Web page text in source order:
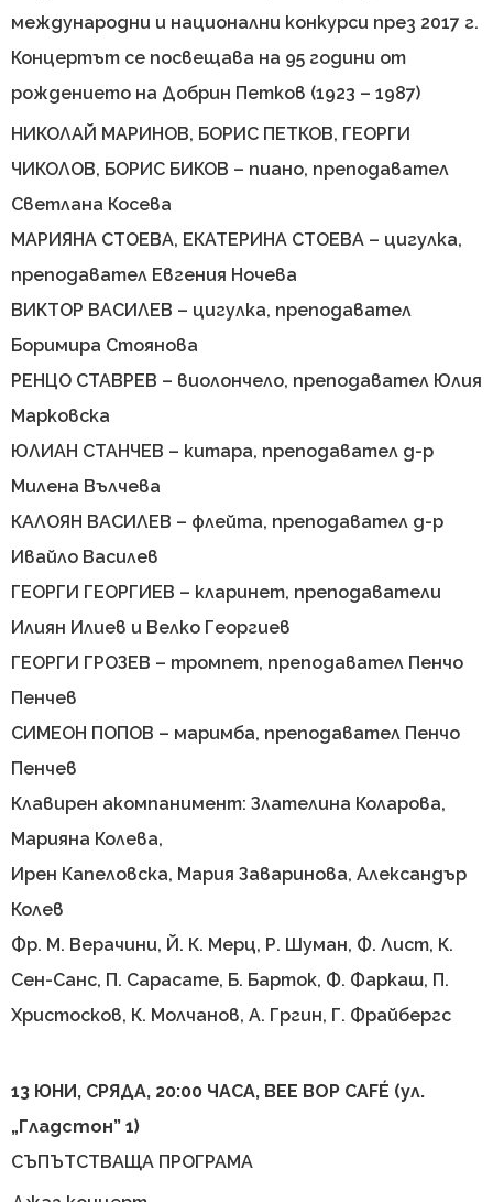
международни и национални конкурси през 2017 г.
Концертът се посвещава на 95 години от
рождението на Добрин Петков (1923 – 1987)
НИКОЛАЙ МАРИНОВ, БОРИС ПЕТКОВ, ГЕОРГИ
ЧИКОЛОВ, БОРИС БИКОВ – пиано, преподавател
Светлана Косева
МАРИЯНА СТОЕВА, ЕКАТЕРИНА СТОЕВА – цигулка,
преподавател Евгения Ночева
ВИКТОР ВАСИЛЕВ – цигулка, преподавател
Боримира Стоянова
РЕНЦО СТАВРЕВ – виолончело, преподавател Юлия
Марковска
ЮЛИАН СТАНЧЕВ – китара, преподавател д-р
Милена Вълчева
КАЛОЯН ВАСИЛЕВ – флейта, преподавател д-р
Ивайло Василев
ГЕОРГИ ГЕОРГИЕВ – кларинет, преподаватели
Илиян Илиев и Велко Георгиев
ГЕОРГИ ГРОЗЕВ – тромпет, преподавател Пенчо
Пенчев
СИМЕОН ПОПОВ – маримба, преподавател Пенчо
Пенчев
Клавирен акомпанимент: Злателина Коларова,
Марияна Колева,
Ирен Капеловска, Мария Заваринова, Александър
Колев
Фр. М. Верачини, Й. К. Мерц, Р. Шуман, Ф. Лист, К.
Сен-Санс, П. Сарасате, Б. Барток, Ф. Фаркаш, П.
Христосков, К. Молчанов, А. Гргин, Г. Фрайбергс
13 ЮНИ, СРЯДА, 20:00 ЧАСА, BEE BOP CAFÉ (ул.
„Гладстон” 1)
СЪПЪТСТВАЩА ПРОГРАМА